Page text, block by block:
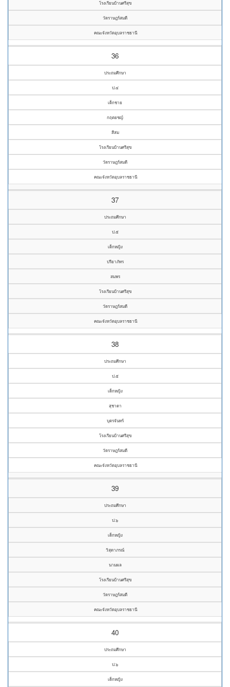
โรงเรียนบ้านศรีสุข
วัดราษฎร์สมดี
คณะจังหวัดอุบลราชธานี
36
ประถมศึกษา
ป.๔
เด็กชาย
กฤตยชญ์
สีสม
โรงเรียนบ้านศรีสุข
วัดราษฎร์สมดี
คณะจังหวัดอุบลราชธานี
37
ประถมศึกษา
ป.๕
เด็กหญิง
ปรียาภัทร
สมพร
โรงเรียนบ้านศรีสุข
วัดราษฎร์สมดี
คณะจังหวัดอุบลราชธานี
38
ประถมศึกษา
ป.๕
เด็กหญิง
สุชาดา
บุตรจันทร์
โรงเรียนบ้านศรีสุข
วัดราษฎร์สมดี
คณะจังหวัดอุบลราชธานี
39
ประถมศึกษา
ป.๖
เด็กหญิง
วิสุดาภรณ์
นามผล
โรงเรียนบ้านศรีสุข
วัดราษฎร์สมดี
คณะจังหวัดอุบลราชธานี
40
ประถมศึกษา
ป.๖
เด็กหญิง